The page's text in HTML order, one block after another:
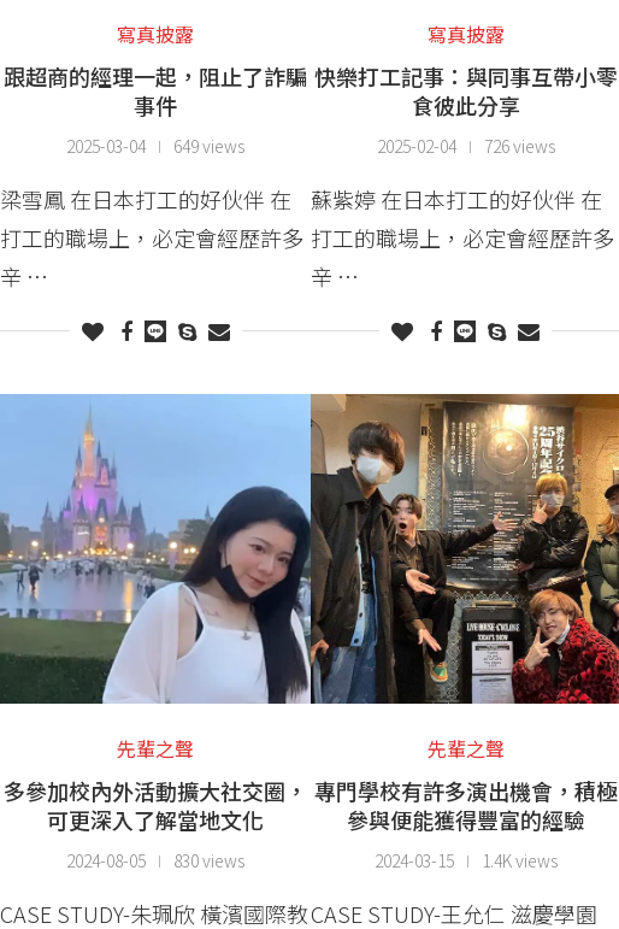
寫真披露
跟超商的經理一起，阻止了詐騙
事件
2025-03-04 649 views
梁雪鳳 在日本打工的好伙伴 在
打工的職場上，必定會經歷許多
辛 …
寫真披露
快樂打工記事：與同事互帶小零
食彼此分享
2025-02-04 726 views
蘇紫婷 在日本打工的好伙伴 在
打工的職場上，必定會經歷許多
辛 …
先輩之聲
多參加校內外活動擴大社交圈，
可更深入了解當地文化
2024-08-05 830 views
CASE STUDY-朱珮欣 橫濱國際教
先輩之聲
專門學校有許多演出機會，積極
參與便能獲得豐富的經驗
2024-03-15 1.4K views
CASE STUDY-王允仁 滋慶學園